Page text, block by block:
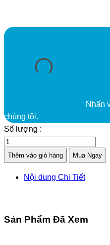
Nhấn
chúng tôi.
Số lượng :
Thêm vào giỏ hàng Mua Ngay
Nội dung Chi Tiết
Sản Phẩm Đã Xem